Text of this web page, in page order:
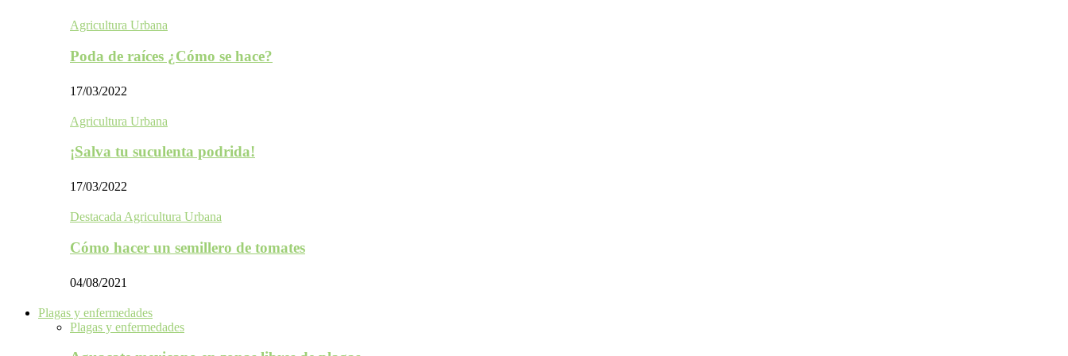
Agricultura Urbana
Poda de raíces ¿Cómo se hace?
17/03/2022
Agricultura Urbana
¡Salva tu suculenta podrida!
17/03/2022
Destacada Agricultura Urbana
Cómo hacer un semillero de tomates
04/08/2021
Plagas y enfermedades
Plagas y enfermedades